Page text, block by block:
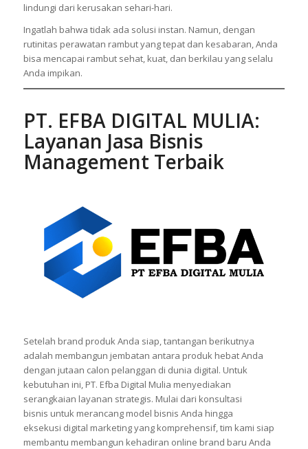
lindungi dari kerusakan sehari-hari.
Ingatlah bahwa tidak ada solusi instan. Namun, dengan
rutinitas perawatan rambut yang tepat dan kesabaran, Anda
bisa mencapai rambut sehat, kuat, dan berkilau yang selalu
Anda impikan.
PT. EFBA DIGITAL MULIA:
Layanan Jasa Bisnis
Management Terbaik
Setelah brand produk Anda siap, tantangan berikutnya
adalah membangun jembatan antara produk hebat Anda
dengan jutaan calon pelanggan di dunia digital. Untuk
kebutuhan ini, PT. Efba Digital Mulia menyediakan
serangkaian layanan strategis. Mulai dari konsultasi
bisnis untuk merancang model bisnis Anda hingga
eksekusi digital marketing yang komprehensif, tim kami siap
membantu membangun kehadiran online brand baru Anda